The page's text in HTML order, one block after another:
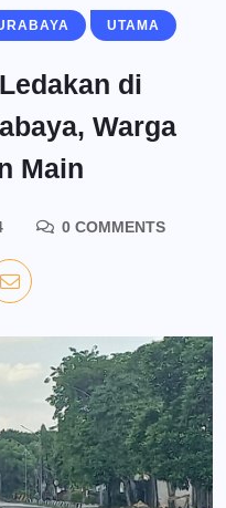
UTAMA
di
Warga
Main
0 COMMENTS